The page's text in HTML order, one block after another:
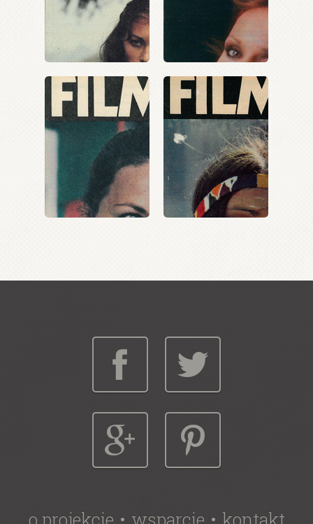
o projekcie wsparcie kontakt